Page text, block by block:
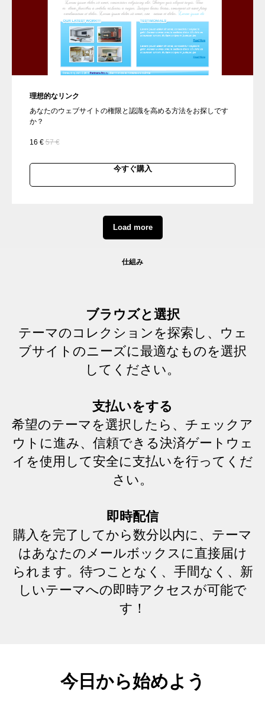
理想的なリンク
あなたのウェブサイトの権限と認識を高める方法をお探しです
か？
16 € 57 €
今すぐ購入
Load more
仕組み
ブラウズと選択
テーマのコレクションを探索し、ウェ
ブサイトのニーズに最適なものを選択
してください。
支払いをする
希望のテーマを選択したら、チェックア
ウトに進み、信頼できる決済ゲートウェ
イを使用して安全に支払いを行ってくだ
さい。
即時配信
購入を完了してから数分以内に、テーマ
はあなたのメールボックスに直接届け
られます。待つことなく、手間なく、新
しいテーマへの即時アクセスが可能で
す！
今日から始めよう